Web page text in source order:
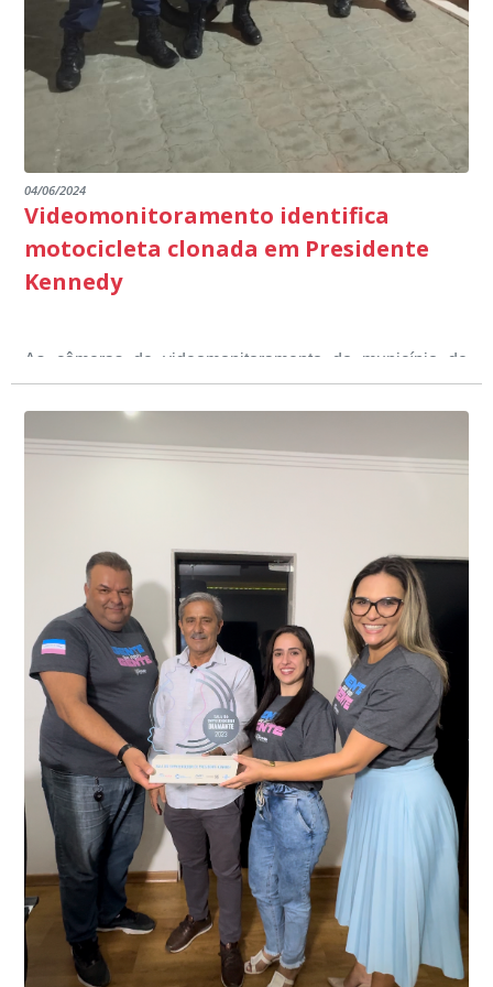
emocionantes de pais e professores no decorrer da
escuta pública.
04/06/2024
Videomonitoramento identifica
motocicleta clonada em Presidente
Kennedy
As câmeras de videomonitoramento do município de
Presidente Kennedy identificaram neste fim de semana,
01 de junho, uma motocicleta com indícios de
adulteração, imediatamente, a central de
videomonitoramento acionou a Guarda Civil Municipal,
Durante a abordagem a adulteração foi comprovada,
através da conferência do Chassi, a motocicleta, bem
conta do sistema de videomonitoramento instalado
recentemente em todo o município de Presidente
Kennedy, o sistema é integrado com outros municípios
do país, sendo possível a identificação de veículos por
meio do cruzamento de informações, nesse caso
específico, com dados de uma cidade do Estado do Rio
de Janeiro.
“Mais de 100 câmeras foram instaladas na sede e no
interior de Presidente Kennedy, garantindo mais
segurança à população, seja nas ruas, no comércio, os
produtores agropecuários. Estamos no rumo certo,
parabéns a todos os servidores que contribuem para a
segurança da nossa cidade”, destaca o prefeito Dorlei
Fontão.